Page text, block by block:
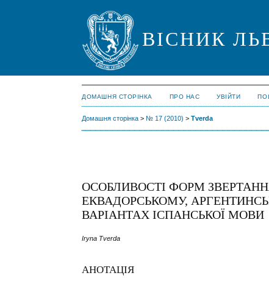
ВІСНИК
ДОМАШНЯ СТОРІНКА ПРО НАС УВІЙТИ
Домашня сторінка > № 17 (2010) >Tverda
ОСОБЛИВОСТІ ФОРМ
ЕКВАДОРСЬКОМУ,
ВАРІАНТАХ ІСПАНСЬКОЇ МОВИ
Iryna Tverda
АНОТАЦІЯ